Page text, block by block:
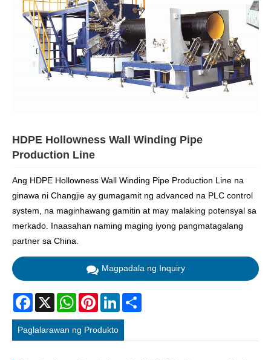
HDPE Hollowness Wall Winding Pipe
Production Line
Ang HDPE Hollowness Wall Winding Pipe Production Line na
ginawa ni Changjie ay gumagamit ng advanced na PLC control
system, na maginhawang gamitin at may malaking potensyal sa
merkado. Inaasahan naming maging iyong pangmatagalang
partner sa China.
Magpadala ng Inquiry
Facebook
X WhatsAppPinterestLinkedIn
Paglalarawan ng Produkto